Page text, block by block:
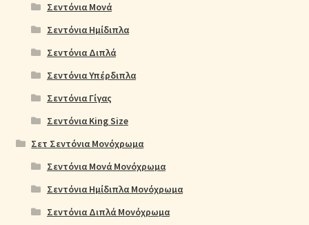
Σεντόνια Μονά
Σεντόνια Ημίδιπλα
Σεντόνια Διπλά
Σεντόνια Υπέρδιπλα
Σεντόνια Γίγας
Σεντόνια King Size
Σετ Σεντόνια Μονόχρωμα
Σεντόνια Μονά Μονόχρωμα
Σεντόνια Ημίδιπλα Μονόχρωμα
Σεντόνια Διπλά Μονόχρωμα